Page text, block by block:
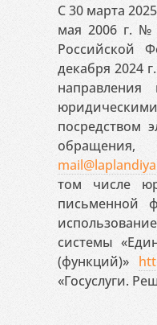
С 30 марта
мая 2006 г. №
Российской
декабря 2024
посредством
обращения,
том числе
письменной
системы
(функций)»
«Госуслуги.